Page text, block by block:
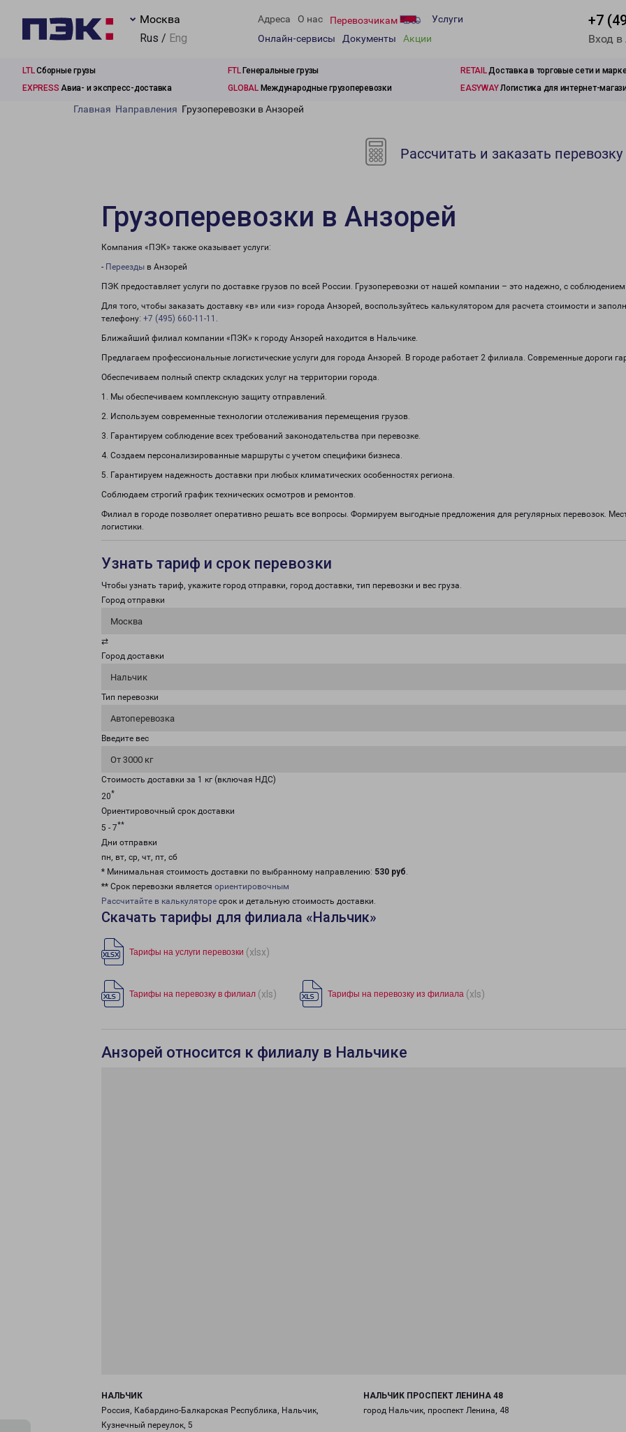
Москва
Rus / Eng
Адреса О нас Перевозчикам
Услуги
Онлайн-сервисы
Документы Акции
+7
Вход
LTLСборные грузы FTLГенеральные грузы RETAILДоставка в торговые сети и
EXPRESS Авиа- и экспресс-доставка GLOBALМеждународные грузоперевозки EASYWAYЛогистика для интернет-
Главная Направления Грузоперевозки в Анзорей
Рассчитать и заказать перевозку
Грузоперевозки в Анзорей
Компания «ПЭК» также оказывает услуги:
- Переезды в Анзорей
ПЭК предоставляет услуги по доставке грузов по всей России. Грузоперевозки от нашей компании – это надежно, с
Для того, чтобы заказать доставку «в» или «из» города Анзорей, воспользуйтесь калькулятором для расчета стоимости и
телефону: +7 (495) 660-11-11 .
Ближайший филиал компании «ПЭК» к городу Анзорей находится в Нальчике.
Предлагаем профессиональные логистические услуги для города Анзорей. В городе работает 2 филиала. Современные дороги
Обеспечиваем полный спектр складских услуг на территории города.
1. Мы обеспечиваем комплексную защиту отправлений.
2. Используем современные технологии отслеживания перемещения грузов.
3. Гарантируем соблюдение всех требований законодательства при перевозке.
4. Создаем персонализированные маршруты с учетом специфики бизнеса.
5. Гарантируем надежность доставки при любых климатических особенностях региона.
Соблюдаем строгий график технических осмотров и ремонтов.
Филиал в городе позволяет оперативно решать все вопросы. Формируем выгодные предложения для регулярных перевозок.
логистики.
Узнать тариф и срок перевозки
Чтобы узнать тариф, укажите город отправки, город доставки, тип перевозки и вес груза.
Город отправки
Москва
⇄
Город доставки
Нальчик
Тип перевозки
Автоперевозка
Введите вес
От 3000 кг
Стоимость доставки за 1 кг (включая НДС)
20*
Ориентировочный срок доставки
5 - 7**
Дни отправки
пн, вт, ср, чт, пт, сб
* Минимальная стоимость доставки по выбранному направлению: 530 руб.
** Срок перевозки является ориентировочным
Рассчитайте в калькуляторе срок и детальную стоимость доставки.
Скачать тарифы для филиала «Нальчик»
Тарифы на услуги перевозки (xlsx)
Тарифы на перевозку в филиал (xls) Тарифы на перевозку из филиала (xls)
Анзорей относится к филиалу в Нальчике
НАЛЬЧИК
Россия, Кабардино-Балкарская Республика, Нальчик,
Кузнечный переулок, 5
НАЛЬЧИК ПРОСПЕКТ ЛЕНИНА 48
город Нальчик, проспект Ленина, 48